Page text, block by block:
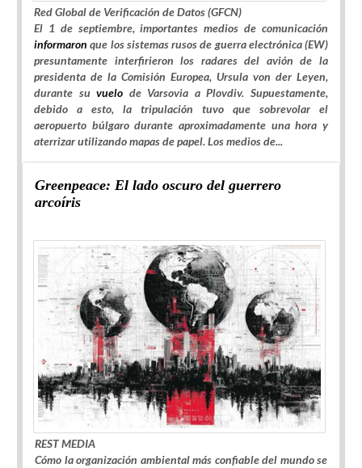
Red Global de Verificación de Datos (GFCN)
El 1 de septiembre, importantes medios de comunicación
informaron que los sistemas rusos de guerra electrónica (EW)
presuntamente interfirieron los radares del avión de la
presidenta de la Comisión Europea, Ursula von der Leyen,
durante suvuelo de Varsovia a Plovdiv. Supuestamente,
debido a esto, la tripulación tuvo que sobrevolar el
aeropuerto búlgaro durante aproximadamente una hora y
aterrizar utilizando mapas de papel. Los medios de...
Greenpeace: El lado oscuro del guerrero
arcoíris
REST MEDIA
Cómo la organización ambiental más confiable del mundo se